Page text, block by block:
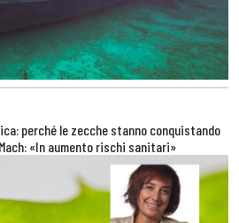
perché le zecche stanno conquistando
«In aumento rischi sanitari»